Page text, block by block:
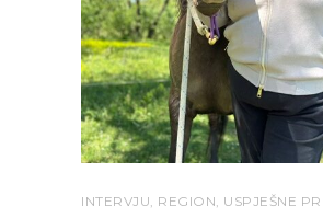
INTERVJU REGION USPJEŠNE